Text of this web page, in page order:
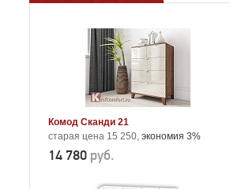
Комод Сканди 21
старая цена 15 250, экономия 3%
14 780 руб.